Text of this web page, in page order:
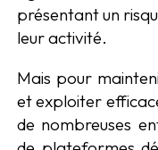
présentant un
leur activité.
Mais pour
et exploiter
de nombreuses